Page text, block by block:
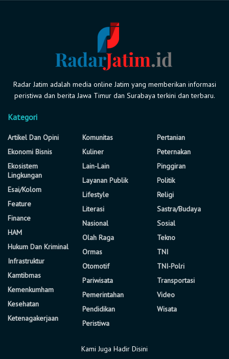
Radar Jatim adalah media online Jatim yang memberikan informasi
peristiwa dan berita Jawa Timur dan Surabaya terkini dan terbaru.
Kategori
Artikel Dan Opini
Ekonomi Bisnis
Ekosistem
Lingkungan
Esai/Kolom
Feature
Finance
HAM
Hukum Dan Kriminal
Infrastruktur
Kamtibmas
Kemenkumham
Kesehatan
Ketenagakerjaan
Komunitas
Kuliner
Lain-Lain
Layanan Publik
Lifestyle
Literasi
Nasional
Olah Raga
Ormas
Otomotif
Pariwisata
Pemerintahan
Pendidikan
Peristiwa
Pertanian
Peternakan
Pinggiran
Politik
Religi
Sastra/Budaya
Sosial
Tekno
TNI
TNI-Polri
Transportasi
Video
Wisata
Kami Juga Hadir Disini